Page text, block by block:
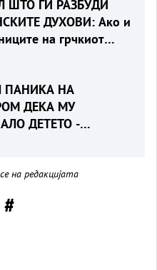
ШТО ГИ РАЗБУДИ
ДУХОВИ: Ако и
на грчкиот
во тоа
ПАНИКА НА
ДЕКА МУ
ДЕТЕТО -
на редакцијата